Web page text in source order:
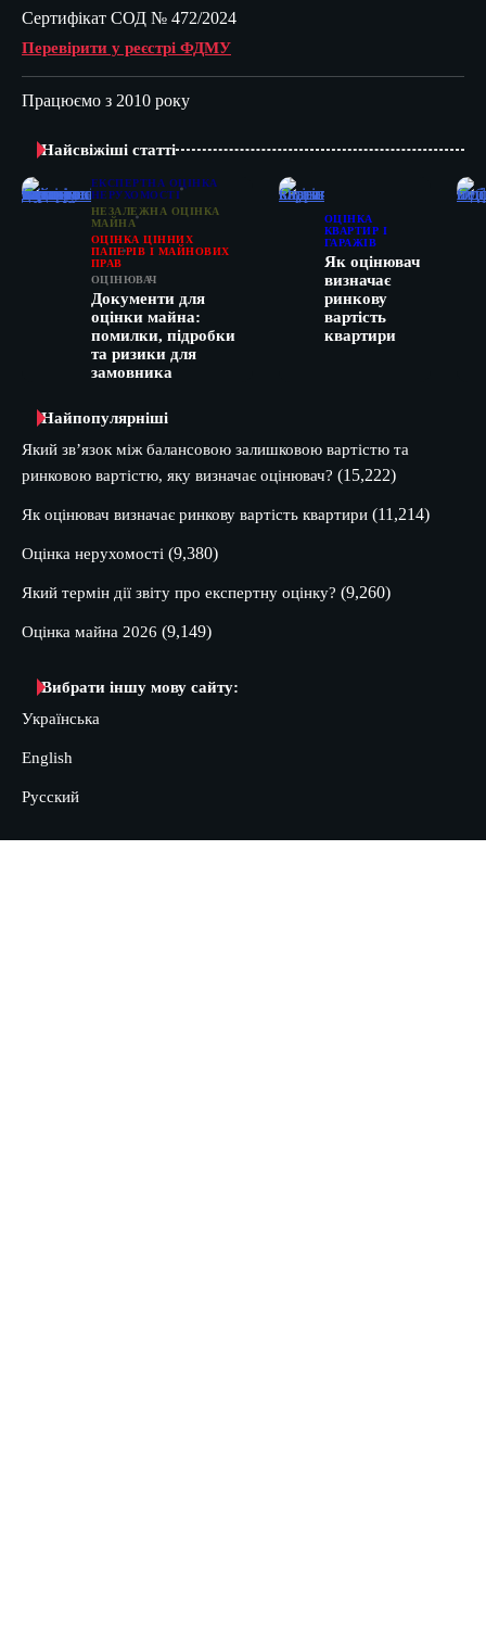
Сертифікат СОД № 472/2024
Перевірити у реєстрі ФДМУ
Працюємо з 2010 року
Найсвіжіші статті
ЕКСПЕРТНА ОЦІНКА
НЕРУХОМОСТІ
НЕЗАЛЕЖНА ОЦІНКА
МАЙНА
ОЦІНКА ЦІННИХ
ПАПЕРІВ І МАЙНОВИХ
ПРАВ
ОЦІНЮВАЧ
Документи для
оцінки майна:
помилки, підробки
та ризики для
замовника
ОЦІНКА
КВАРТИР І
ГАРАЖІВ
Як оцінювач
визначає
ринкову
вартість
квартири
Найпопулярніші
Який зв’язок між балансовою залишковою вартістю та
ринковою вартістю, яку визначає оцінювач? (15,222)
Як оцінювач визначає ринкову вартість квартири (11,214)
Оцінка нерухомості (9,380)
Який термін дії звіту про експертну оцінку? (9,260)
Оцінка майна 2026 (9,149)
Вибрати іншу мову сайту:
Українська
English
Русский